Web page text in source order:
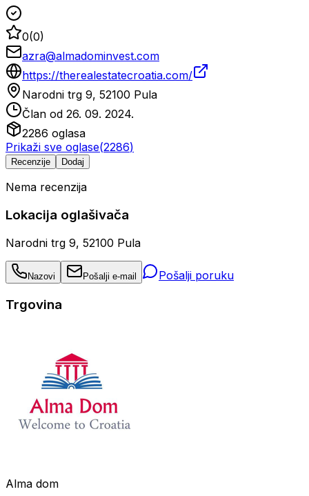
0(0)
azra@almadominvest.com
https://therealestatecroatia.com/
Narodni trg 9, 52100 Pula
Član od 26. 09. 2024.
2286 oglasa
Prikaži sve oglase(2286)
Recenzije Dodaj
Nema recenzija
Lokacija oglašivača
Narodni trg 9, 52100 Pula
Nazovi Pošalji e-mail Pošalji poruku
Trgovina
Alma dom